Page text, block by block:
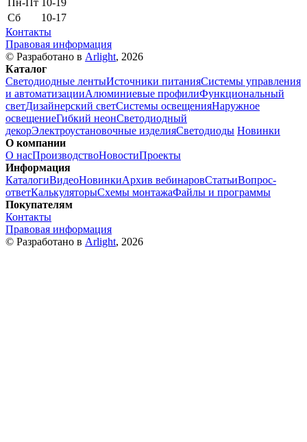
Пн-Пт
10-19
Сб
10-17
Контакты
Правовая информация
© Разработано в Arlight, 2026
Каталог
Светодиодные лентыИсточники питанияСистемы управления
и автоматизацииАлюминиевые профилиФункциональный
светДизайнерский светСистемы освещенияНаружное
освещениеГибкий неонСветодиодный
декорЭлектроустановочные изделияСветодиоды Новинки
О компании
О насПроизводствоНовостиПроекты
Информация
КаталогиВидеоНовинкиАрхив вебинаровСтатьиВопрос-
ответКалькуляторыСхемы монтажаФайлы и программы
Покупателям
Контакты
Правовая информация
© Разработано в Arlight, 2026